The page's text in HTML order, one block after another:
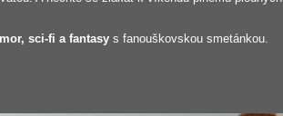
sci-fi a fantasy s fanouškovskou smetánkou.